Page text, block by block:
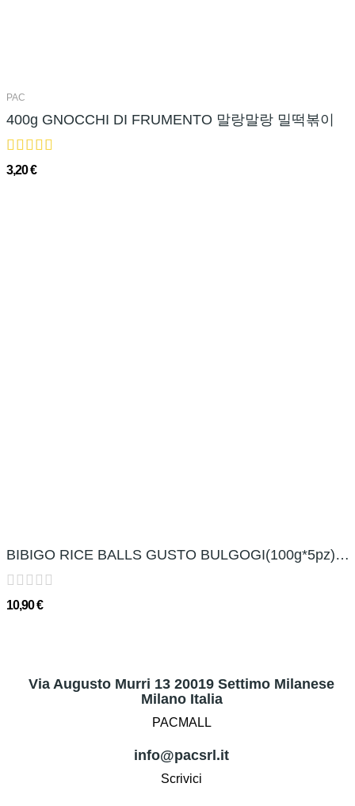
PAC
400g GNOCCHI DI FRUMENTO 말랑말랑 밀떡볶이
3,20 €
BIBIGO RICE BALLS GUSTO BULGOGI(100g*5pz) 비비고...
10,90 €
Via Augusto Murri 13 20019 Settimo Milanese
Milano Italia
PACMALL
info@pacsrl.it
Scrivici